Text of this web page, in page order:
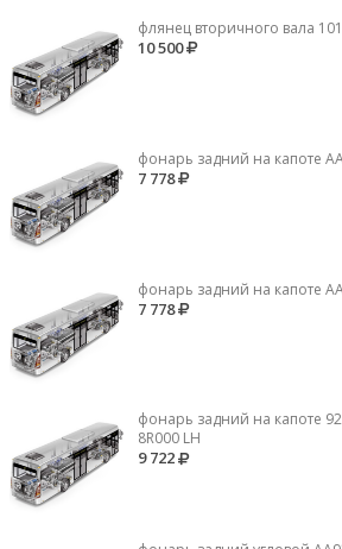
флянец вторичного вала
10 500
фонарь задний на капоте
7 778
фонарь задний на капоте
7 778
фонарь задний на капоте
8R000 LH
9 722